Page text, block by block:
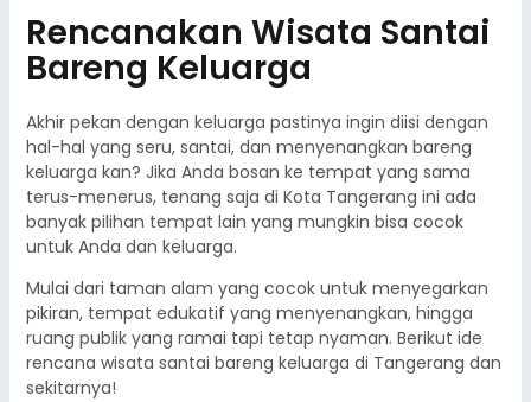
Rencanakan Wisata Santai
Bareng Keluarga
Akhir pekan dengan keluarga pastinya ingin diisi dengan
hal-hal yang seru, santai, dan menyenangkan bareng
keluarga kan? Jika Anda bosan ke tempat yang sama
terus-menerus, tenang saja di Kota Tangerang ini ada
banyak pilihan tempat lain yang mungkin bisa cocok
untuk Anda dan keluarga.
Mulai dari taman alam yang cocok untuk menyegarkan
pikiran, tempat edukatif yang menyenangkan, hingga
ruang publik yang ramai tapi tetap nyaman. Berikut ide
rencana wisata santai bareng keluarga di Tangerang dan
sekitarnya!